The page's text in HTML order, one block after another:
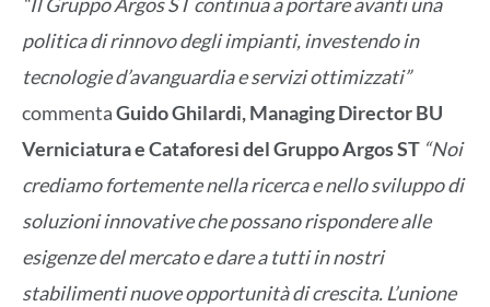
politica di rinnovo degli impianti, investendo in
tecnologie d’avanguardia e servizi ottimizzati”
commentaGuido Ghilardi, Managing Director BU
Verniciatura e Cataforesi del Gruppo Argos ST “Noi
crediamo fortemente nella ricerca e nello sviluppo di
soluzioni innovative che possano rispondere alle
esigenze del mercato e dare a tutti in nostri
stabilimenti nuove opportunità di crescita. L’unione